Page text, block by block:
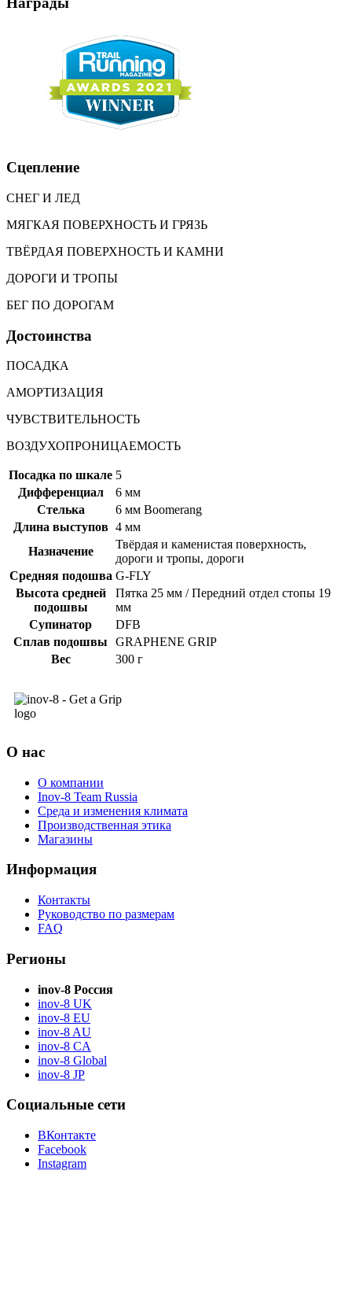
Сцепление
СНЕГ И ЛЕД
МЯГКАЯ ПОВЕРХНОСТЬ И ГРЯЗЬ
ТВЁРДАЯ ПОВЕРХНОСТЬ И КАМНИ
ДОРОГИ И ТРОПЫ
БЕГ ПО ДОРОГАМ
Достоинства
ПОСАДКА
АМОРТИЗАЦИЯ
ЧУВСТВИТЕЛЬНОСТЬ
ВОЗДУХОПРОНИЦАЕМОСТЬ
Посадка по шкале 5
Дифференциал
6 мм
Стелька
6 мм Boomerang
Длина выступов 4 мм
Назначение
Твёрдая и каменистая поверхность,
дороги и тропы, дороги
Средняя подошва G-FLY
Высота средней
подошвы
Пятка 25 мм / Передний отдел стопы 19
мм
Супинатор
DFB
Сплав подошвы
GRAPHENE GRIP
Вес
300 г
О нас
О компании
Inov-8 Team Russia
Среда и изменения климата
Производственная этика
Магазины
Информация
Контакты
Руководство по размерам
FAQ
Регионы
inov-8 Россия
inov-8 UK
inov-8 EU
inov-8 AU
inov-8 CA
inov-8 Global
inov-8 JP
Социальные сети
ВКонтакте
Facebook
Instagram